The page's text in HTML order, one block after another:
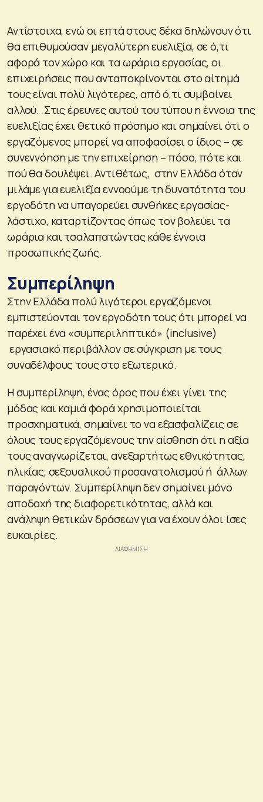
Αντίστοιχα, ενώ οι επτά στους δέκα δηλώνουν ότι
θα επιθυμούσαν μεγαλύτερη ευελιξία, σε ό,τι
αφορά τον χώρο και τα ωράρια εργασίας, οι
επιχειρήσεις που ανταποκρίνονται στο αίτημά
τους είναι πολύ λιγότερες, από ό,τι συμβαίνει
αλλού. Στις έρευνες αυτού του τύπου η έννοια της
ευελιξίας έχει θετικό πρόσημο και σημαίνει ότι ο
εργαζόμενος μπορεί να αποφασίσει ο ίδιος – σε
συνεννόηση με την επιχείρηση – πόσο, πότε και
πού θα δουλέψει. Αντιθέτως, στην Ελλάδα όταν
μιλάμε για ευελιξία εννοούμε τη δυνατότητα του
εργοδότη να υπαγορεύει συνθήκες εργασίας-
λάστιχο, καταρτίζοντας όπως τον βολεύει τα
ωράρια και τσαλαπατώντας κάθε έννοια
προσωπικής ζωής.
Συμπερίληψη
Στην Ελλάδα πολύ λιγότεροι εργαζόμενοι
εμπιστεύονται τον εργοδότη τους ότι μπορεί να
παρέχει ένα «συμπεριληπτικό» (inclusive)
εργασιακό περιβάλλον σε σύγκριση με τους
συναδέλφους τους στο εξωτερικό.
Η συμπερίληψη, ένας όρος που έχει γίνει της
μόδας και καμιά φορά χρησιμοποιείται
προσχηματικά, σημαίνει το να εξασφαλίζεις σε
όλους τους εργαζόμενους την αίσθηση ότι η αξία
τους αναγνωρίζεται, ανεξαρτήτως εθνικότητας,
ηλικίας, σεξουαλικού προσανατολισμού ή άλλων
παραγόντων. Συμπερίληψη δεν σημαίνει μόνο
αποδοχή της διαφορετικότητας, αλλά και
ανάληψη θετικών δράσεων για να έχουν όλοι ίσες
ευκαιρίες.